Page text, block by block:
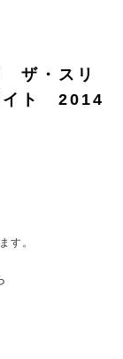
ザ・スリ
イト 2014
す。